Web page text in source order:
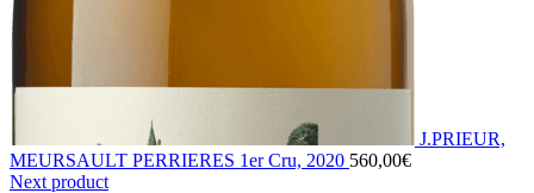
J.PRIEUR,
MEURSAULT PERRIERES 1er Cru, 2020 560,00€
Next product